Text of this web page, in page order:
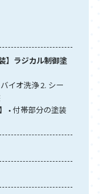
】ラジカル制御塗
イオ洗浄 2. シー
• 付帯部分の塗装